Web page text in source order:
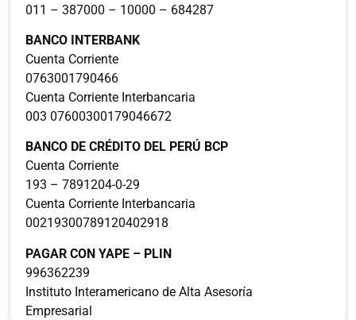
011 – 387000 – 10000 – 684287
BANCO INTERBANK
Cuenta Corriente
0763001790466
Cuenta Corriente Interbancaria
003 07600300179046672
BANCO DE CRÉDITO DEL PERÚ BCP
Cuenta Corriente
193 – 7891204-0-29
Cuenta Corriente Interbancaria
00219300789120402918
PAGAR CON YAPE – PLIN
996362239
Instituto Interamericano de Alta Asesoría
Empresarial